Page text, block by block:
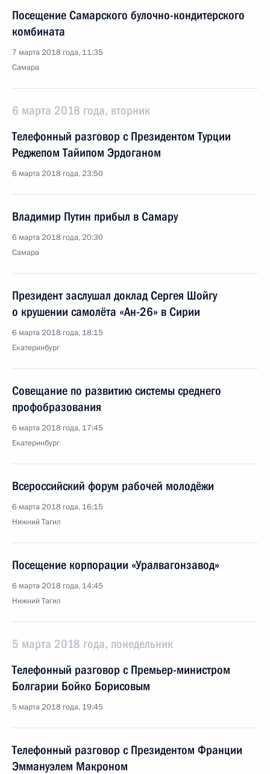
Посещение Самарского булочно-кондитерского
комбината
7 марта 2018 года, 11:35
Самара
6 марта 2018 года, вторник
Телефонный разговор с Президентом Турции
Реджепом Тайипом Эрдоганом
6 марта 2018 года, 23:50
Владимир Путин прибыл в Самару
6 марта 2018 года, 20:30
Самара
Президент заслушал доклад Сергея Шойгу
о крушении самолёта «Ан-26» в Сирии
6 марта 2018 года, 18:15
Екатеринбург
Совещание по развитию системы среднего
профобразования
6 марта 2018 года, 17:45
Екатеринбург
Всероссийский форум рабочей молодёжи
6 марта 2018 года, 16:15
Нижний Тагил
Посещение корпорации «Уралвагонзавод»
6 марта 2018 года, 14:45
Нижний Тагил
5 марта 2018 года, понедельник
Телефонный разговор с Премьер-министром
Болгарии Бойко Борисовым
5 марта 2018 года, 19:45
Телефонный разговор с Президентом Франции
Эммануэлем Макроном